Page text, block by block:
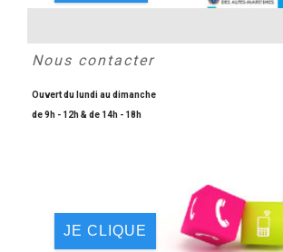
Nous contacter
Ouvert du lundi au dimanche
de 9h - 12h & de 14h - 18h
JE CLIQUE